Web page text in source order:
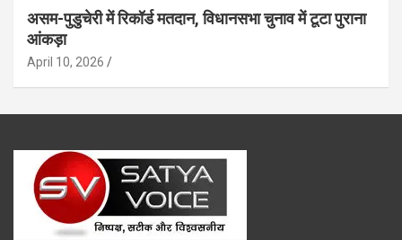
असम-पुडुचेरी में रिकॉर्ड मतदान, विधानसभा चुनाव में टूटा पुराना
आंकड़ा
April 10, 2026